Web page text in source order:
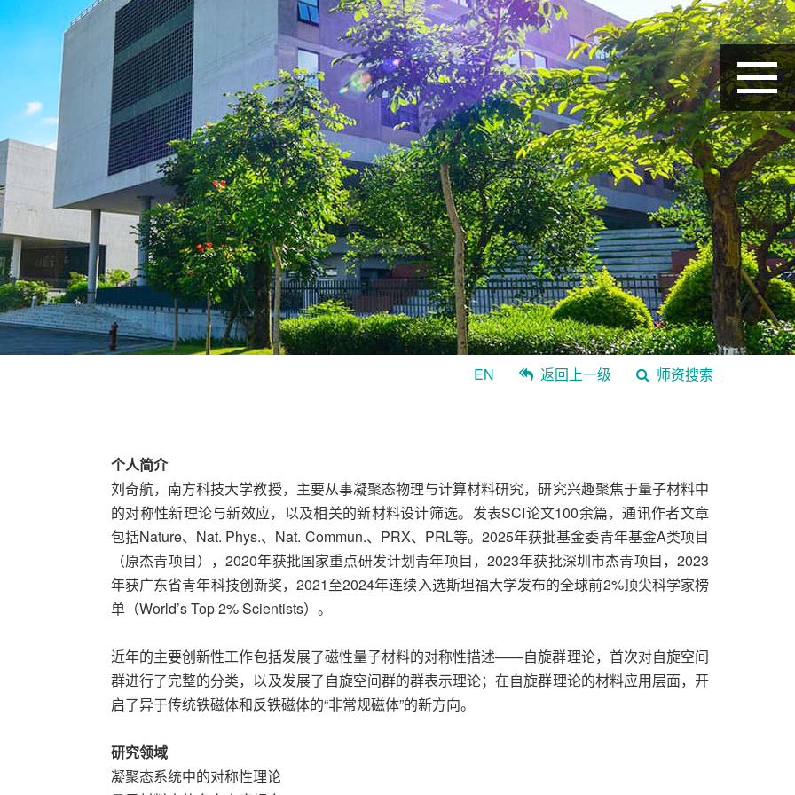
EN 返回上一级 师资搜索
个人简介
刘奇航，南方科技大学教授，主要从事凝聚态物理与计算材料研究，研究兴趣聚焦于量子材料中
的对称性新理论与新效应，以及相关的新材料设计筛选。发表SCI论文100余篇，通讯作者文章
包括Nature、Nat. Phys.、Nat. Commun.、PRX、PRL等。2025年获批基金委青年基金A类项目
（原杰青项目），2020年获批国家重点研发计划青年项目，2023年获批深圳市杰青项目，2023
年获广东省青年科技创新奖，2021至2024年连续入选斯坦福大学发布的全球前2%顶尖科学家榜
单（World’s Top 2% Scientists）。
近年的主要创新性工作包括发展了磁性量子材料的对称性描述——自旋群理论，首次对自旋空间
群进行了完整的分类，以及发展了自旋空间群的群表示理论；在自旋群理论的材料应用层面，开
启了异于传统铁磁体和反铁磁体的“非常规磁体”的新方向。
研究领域
凝聚态系统中的对称性理论